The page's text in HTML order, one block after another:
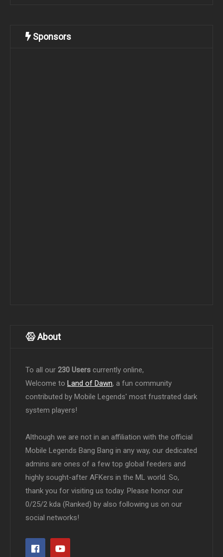
Sponsors
About
To all our 230 Users currently online,
Welcome to Land of Dawn, a fun community
contributed by Mobile Legends' most frustrated dark
system players!
Although we are not in an affiliation with the official
Mobile Legends Bang Bang in any way, our dedicated
admins are ones of a few top global feeders and
highly sought-after AFKers in the ML world. So,
thank you for visiting us today. Please honor our
0/25/2 kda (Ranked) by also following us on our
social networks!